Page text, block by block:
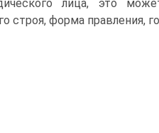
ли­ца, это
строя, форма правления,